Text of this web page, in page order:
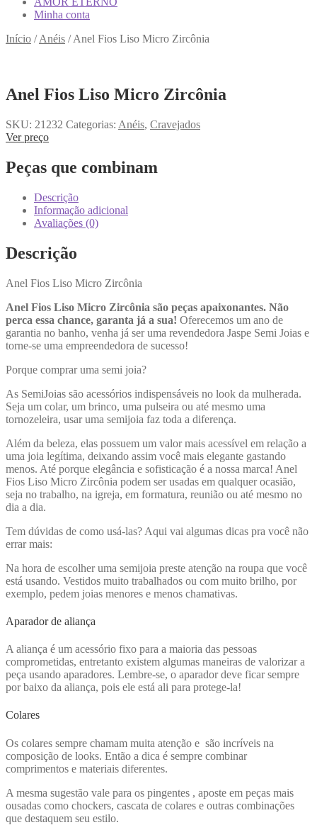
Minha conta
Início /Anéis /Anel Fios Liso Micro Zircônia
Anel Fios Liso Micro Zircônia
SKU: 21232 Categorias: Anéis, Cravejados
Ver preço
Peças que combinam
Descrição
Informação adicional
Avaliações (0)
Descrição
Anel Fios Liso Micro Zircônia
Anel Fios Liso Micro Zircônia são peças apaixonantes. Não
perca essa chance, garanta já a sua! Oferecemos um ano de
garantia no banho, venha já ser uma revendedora Jaspe Semi Joias e
torne-se uma empreendedora de sucesso!
Porque comprar uma semi joia?
As SemiJoias são acessórios indispensáveis no look da mulherada.
Seja um colar, um brinco, uma pulseira ou até mesmo uma
tornozeleira, usar uma semijoia faz toda a diferença.
Além da beleza, elas possuem um valor mais acessível em relação a
uma joia legítima, deixando assim você mais elegante gastando
menos. Até porque elegância e sofisticação é a nossa marca! Anel
Fios Liso Micro Zircônia podem ser usadas em qualquer ocasião,
seja no trabalho, na igreja, em formatura, reunião ou até mesmo no
dia a dia.
Tem dúvidas de como usá-las? Aqui vai algumas dicas pra você não
errar mais:
Na hora de escolher uma semijoia preste atenção na roupa que você
está usando. Vestidos muito trabalhados ou com muito brilho, por
exemplo, pedem joias menores e menos chamativas.
Aparador de aliança
A aliança é um acessório fixo para a maioria das pessoas
comprometidas, entretanto existem algumas maneiras de valorizar a
peça usando aparadores. Lembre-se, o aparador deve ficar sempre
por baixo da aliança, pois ele está ali para protege-la!
Colares
Os colares sempre chamam muita atenção e são incríveis na
composição de looks. Então a dica é sempre combinar
comprimentos e materiais diferentes.
A mesma sugestão vale para os pingentes , aposte em peças mais
ousadas como chockers, cascata de colares e outras combinações
que destaquem seu estilo.